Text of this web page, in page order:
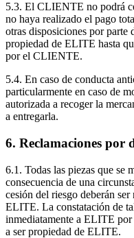
5.3. El CLIENTE no podrá
no haya realizado el pago
otras disposiciones por parte
propiedad de ELITE hasta
por el CLIENTE.
5.4. En caso de conducta
particularmente en caso de
autorizada a recoger la
a entregarla.
6. Reclamaciones por
6.1. Todas las piezas que se
consecuencia de una
cesión del riesgo deberán
ELITE. La constatación de
inmediatamente a ELITE por
a ser propiedad de ELITE.